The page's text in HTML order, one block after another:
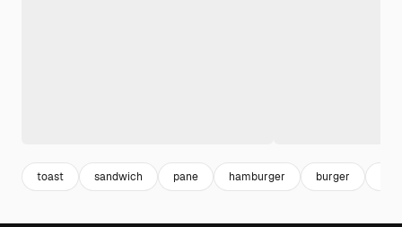
toast sandwich pane hamburger burger